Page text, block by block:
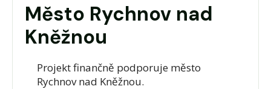
Město Rychnov nad
Kněžnou
Projekt finančně podporuje město
Rychnov nad Kněžnou.